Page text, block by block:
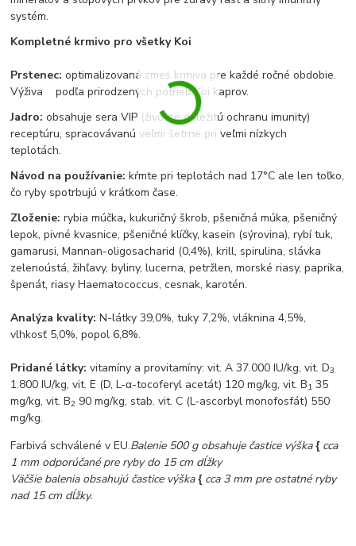
systém.
Kompletné krmivo pro všetky Koi
Prstenec: optimalizovaná zmes krmiva pre každé ročné obdobie.
Výživa podľa prirodzených potrieb Koi kaprov.
Jadro:obsahuje sera VIP (životne dôležitú ochranu imunity)
receptúru, spracovávanú veľmi šetrne pri veľmi nízkych
teplotách.
Návod na používanie:kŕmte pri teplotách nad 17°C ale len toľko,
čo ryby spotrbujú v krátkom čase.
Zloženie:rybia múčka,kukuričný škrob, pšeničná múka, pšeničný
lepok, pivné kvasnice, pšeničné klíčky, kasein (sýrovina), rybí tuk,
gamarusi, Mannan-oligosacharid (0,4%), krill, spirulina, slávka
zelenoústá, žihľavy, byliny, lucerna, petržlen, morské riasy, paprika,
špenát, riasy Haematococcus, cesnak, karotén.
Analýza kvality:N-látky 39,0%, tuky 7,2%, vláknina 4,5%,
vlhkosť 5,0%, popol 6,8%.
Pridané látky:vitamíny a provitamíny: vit. A 37.000 IU/kg, vit. D3
1.800 IU/kg, vit. E (D, L-α-tocoferyl acetát) 120 mg/kg, vit. B1 35
mg/kg, vit. B2 90 mg/kg, stab. vit. C (L-ascorbyl monofosfát) 550
mg/kg.
Farbivá schválené v EU.Balenie 500 g obsahuje častice výška{cca
1 mm odporúčané pre ryby do 15 cm dĺžky
Väčšie balenia obsahujú častice výška{cca 3 mm pre ostatné ryby
nad 15 cm dĺžky.